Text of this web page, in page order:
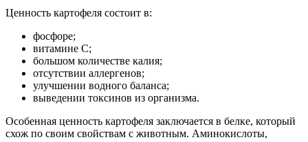
Ценность картофеля состоит в:
фосфоре;
витамине С;
большом количестве калия;
отсутствии аллергенов;
улучшении водного баланса;
выведении токсинов из организма.
Особенная ценность картофеля заключается в белке, который
схож по своим свойствам с животным. Аминокислоты,